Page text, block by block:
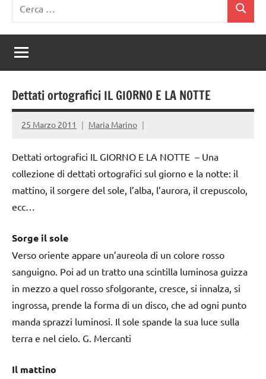
per:
Cerca
Dettati ortografici IL GIORNO E LA NOTTE
25 Marzo 2011 Maria Marino
Dettati ortografici IL GIORNO E LA NOTTE – Una
collezione di dettati ortografici sul giorno e la notte: il
mattino, il sorgere del sole, l’alba, l’aurora, il crepuscolo,
ecc…
Sorge il sole
Verso oriente appare un’aureola di un colore rosso
sanguigno. Poi ad un tratto una scintilla luminosa guizza
in mezzo a quel rosso sfolgorante, cresce, si innalza, si
ingrossa, prende la forma di un disco, che ad ogni punto
manda sprazzi luminosi. Il sole spande la sua luce sulla
terra e nel cielo. G. Mercanti
Il mattino